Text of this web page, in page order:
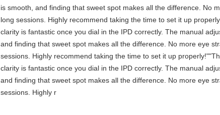
is smooth, and finding that sweet spot makes all the difference. No
long sessions. Highly recommend taking the time to set it up
clarity is fantastic once you dial in the IPD correctly. The manual
and finding that sweet spot makes all the difference. No more eye
sessions. Highly recommend taking the time to set it up
clarity is fantastic once you dial in the IPD correctly. The manual
and finding that sweet spot makes all the difference. No more eye
sessions. Highly r